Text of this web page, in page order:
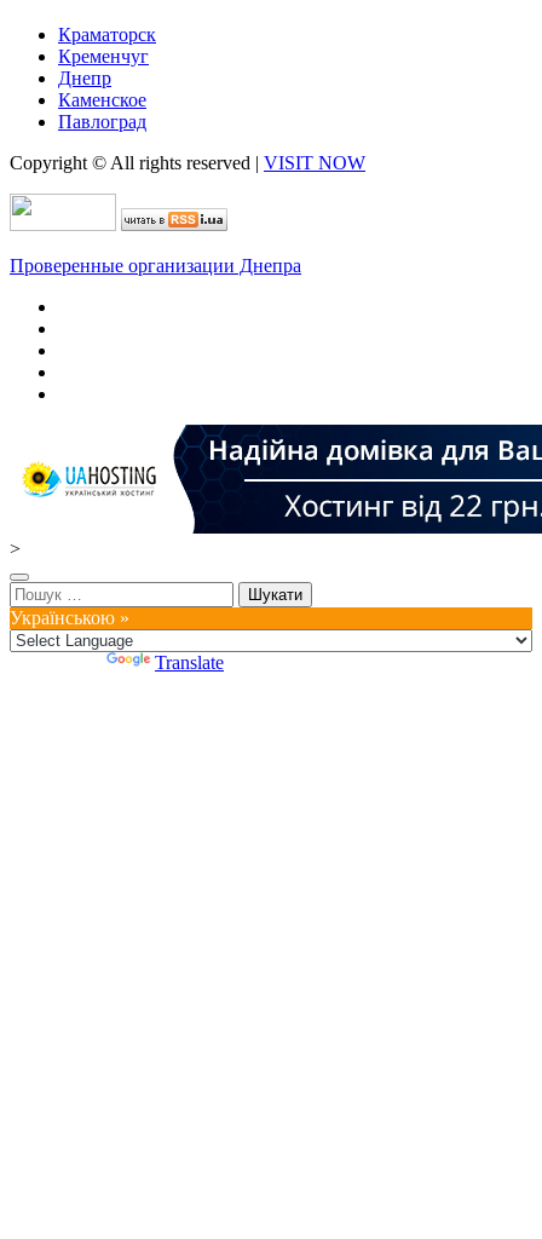
Краматорск
Кременчуг
Днепр
Каменское
Павлоград
Copyright © All rights reserved | VISIT NOW
Проверенные организации Днепра
>
Пошук:
Українською »
Translate